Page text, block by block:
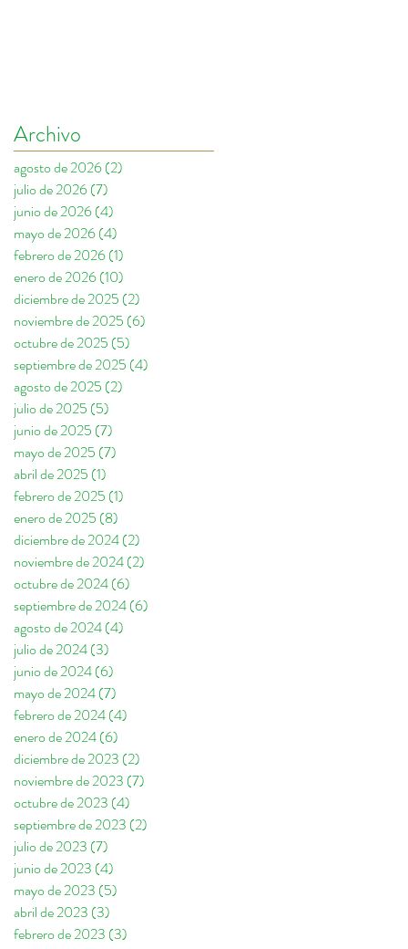
Archivo
agosto de 2026(2)
julio de 2026(7)
junio de 2026(4)
mayo de 2026(4)
febrero de 2026(1)
enero de 2026(10)
diciembre de 2025 (2)
noviembre de 2025 (6)
octubre de 2025 (5)
septiembre de 2025 (4)
agosto de 2025 (2)
julio de 2025 (5)
junio de 2025 (7)
mayo de 2025 (7)
abril de 2025 (1)
febrero de 2025 (1)
enero de 2025 (8)
diciembre de 2024(2)
noviembre de 2024(2)
octubre de 2024(6)
septiembre de 2024(6)
agosto de 2024(4)
julio de 2024(3)
junio de 2024(6)
mayo de 2024(7)
febrero de 2024(4)
enero de 2024(6)
diciembre de 2023 (2)
noviembre de 2023 (7)
octubre de 2023 (4)
septiembre de 2023 (2)
julio de 2023 (7)
junio de 2023 (4)
mayo de 2023 (5)
abril de 2023 (3)
febrero de 2023 (3)